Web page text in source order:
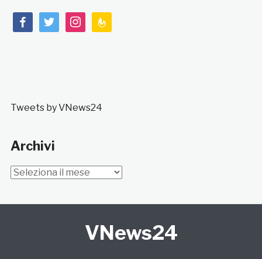
facebooktwitterinstagramfeedburner
Tweets by VNews24
Archivi
Archivi
VNews24